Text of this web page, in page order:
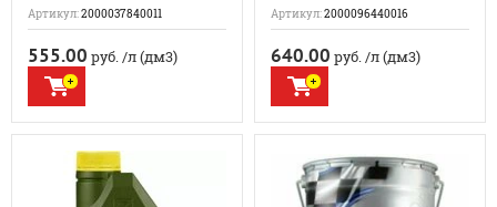
Артикул:2000037840011
555.00 руб./л (дм3)
Артикул:2000096440016
640.00 руб./л (дм3)